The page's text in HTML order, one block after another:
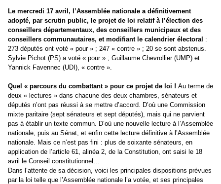
Le mercredi 17 avril, l’Assemblée nationale a définitivement
adopté, par scrutin public, le projet de loi relatif à l’élection des
conseillers départementaux, des conseillers municipaux et des
conseillers communautaires, et modifiant le calendrier électoral :
273 députés ont voté « pour » ; 247 « contre » ; 20 se sont abstenus.
Sylvie Pichot (PS) a voté « pour » ; Guillaume Chevrollier (UMP) et
Yannick Favennec (UDI), « contre ».
Quel « parcours du combattant » pour ce projet de loi ! Au terme de
deux « lectures » dans chacune des deux chambres, sénateurs et
députés n’ont pas réussi à se mettre d’accord. D’où une Commission
mixte paritaire (sept sénateurs et sept députés), mais qui ne parvient
pas à établir un texte commun. D’où une nouvelle lecture à l’Assemblée
nationale, puis au Sénat, et enfin cette lecture définitive à l’Assemblée
nationale. Mais ce n’est pas fini : plus de soixante sénateurs, en
application de l’article 61, alinéa 2, de la Constitution, ont saisi le 18
avril le Conseil constitutionnel…
Dans l’attente de sa décision, voici les principales dispositions prévues
par la loi telle que l’Assemblée nationale l’a votée, et ses principales